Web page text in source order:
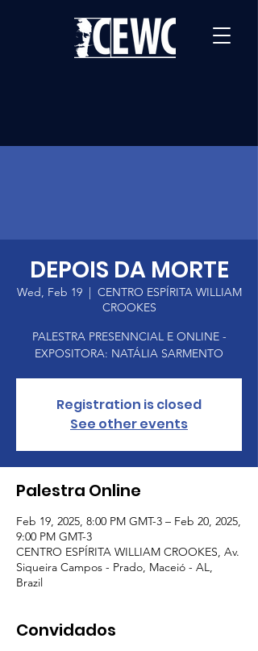
DEPOIS DA MORTE
Wed, Feb 19
  |
CENTRO ESPÍRITA WILLIAM
CROOKES
PALESTRA PRESENNCIAL E ONLINE -
EXPOSITORA: NATÁLIA SARMENTO
Registration is closed
See other events
Palestra Online
Feb 19, 2025, 8:00 PM GMT-3 – Feb 20, 2025,
9:00 PM GMT-3
CENTRO ESPÍRITA WILLIAM CROOKES, Av.
Siqueira Campos - Prado, Maceió - AL,
Brazil
Convidados